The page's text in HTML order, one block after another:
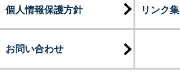
個人情報保護方針 リンク集
お問い合わせ